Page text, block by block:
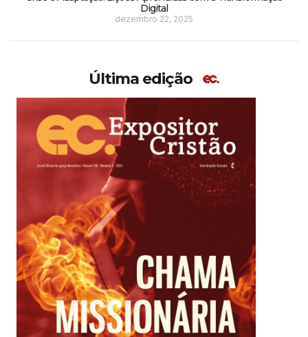
Digital
dezembro 22, 2025
Última edição